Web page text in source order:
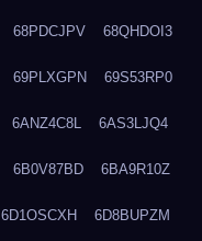
68PDCJPV 68QHDOI3
69PLXGPN 69S53RP0
6ANZ4C8L 6AS3LJQ4
6B0V87BD 6BA9R10Z
6D1OSCXH 6D8BUPZM